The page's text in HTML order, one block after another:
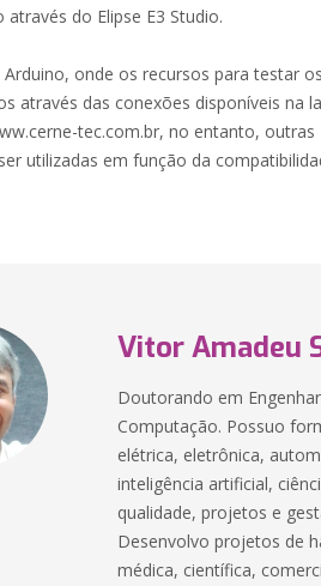
do Elipse E3 Studio.
onde os recursos para testar os
através das conexões disponíveis na
tec.com.br, no entanto, outras
utilizadas em função da
Vitor Amadeu
Doutorando em
Computação. Possuo
elétrica, eletrônica,
inteligência artificial,
qualidade, projetos e
Desenvolvo projetos de
médica, científica,